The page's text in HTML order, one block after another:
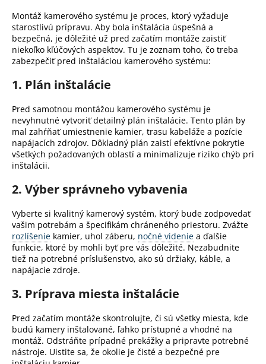
Montáž kamerového systému je proces, ktorý vyžaduje
starostlivú prípravu. Aby bola inštalácia úspešná a
bezpečná, je dôležité už pred začatím montáže zaistiť
niekoľko kľúčových aspektov. Tu je zoznam toho, čo treba
zabezpečiť pred inštaláciou kamerového systému:
1. Plán inštalácie
Pred samotnou montážou kamerového systému je
nevyhnutné vytvoriť detailný plán inštalácie. Tento plán by
mal zahŕňať umiestnenie kamier, trasu kabeláže a pozície
napájacích zdrojov. Dôkladný plán zaistí efektívne pokrytie
všetkých požadovaných oblastí a minimalizuje riziko chýb pri
inštalácii.
2. Výber správneho vybavenia
Vyberte si kvalitný kamerový systém, ktorý bude zodpovedať
vašim potrebám a špecifikám chráneného priestoru. Zvážte
rozlíšenie kamier, uhol záberu, nočné videnie a ďalšie
funkcie, ktoré by mohli byť pre vás dôležité. Nezabudnite
tiež na potrebné príslušenstvo, ako sú držiaky, káble, a
napájacie zdroje.
3. Príprava miesta inštalácie
Pred začatím montáže skontrolujte, či sú všetky miesta, kde
budú kamery inštalované, ľahko prístupné a vhodné na
montáž. Odstráňte prípadné prekážky a pripravte potrebné
nástroje. Uistite sa, že okolie je čisté a bezpečné pre